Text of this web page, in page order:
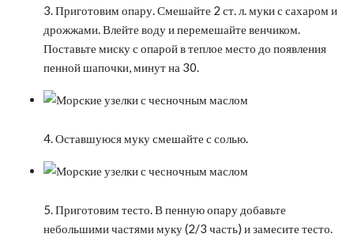
3. Приготовим опару. Смешайте 2 ст. л. муки с сахаром и
дрожжами. Влейте воду и перемешайте венчиком.
Поставьте миску с опарой в теплое место до появления
пенной шапочки, минут на 30.
4. Оставшуюся муку смешайте с солью.
5. Приготовим тесто. В пенную опару добавьте
небольшими частями муку (2/3 часть) и замесите тесто.